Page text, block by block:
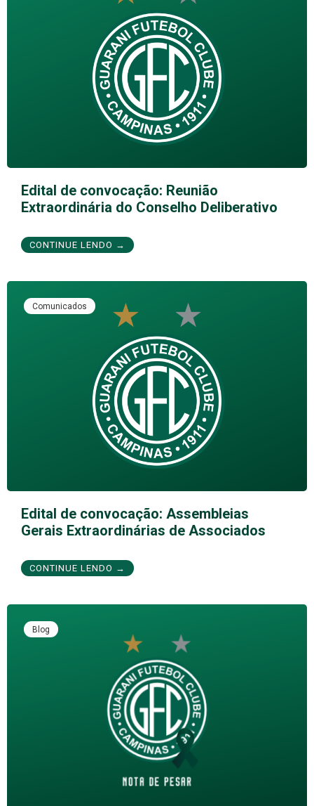
Edital de convocação: Reunião
Extraordinária do Conselho Deliberativo
CONTINUE LENDO →
Comunicados
Edital de convocação: Assembleias
Gerais Extraordinárias de Associados
CONTINUE LENDO →
Blog